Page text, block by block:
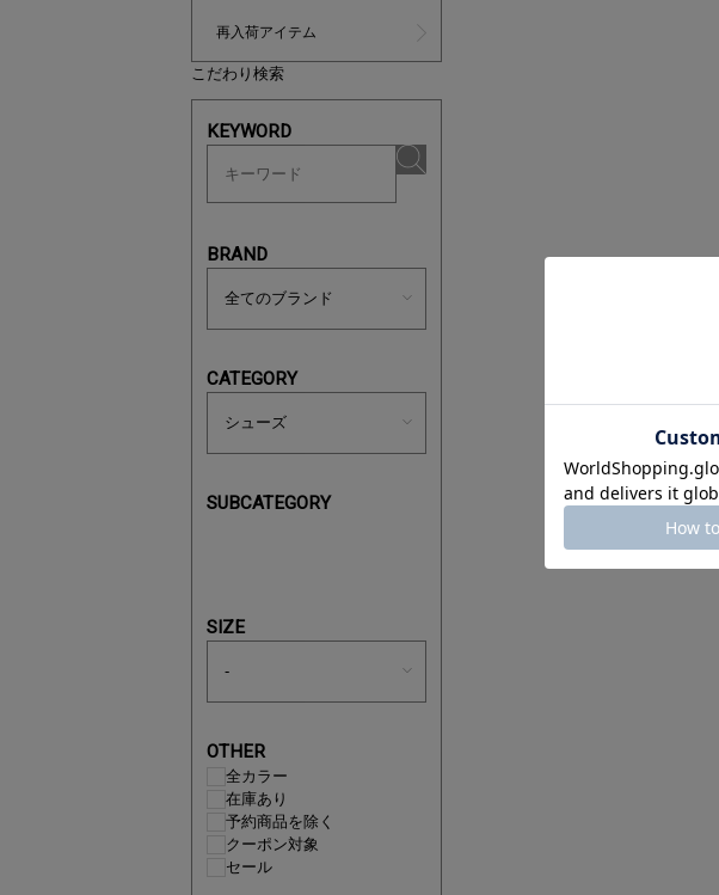
再入荷アイテム
こだわり検索
KEYWORD
BRAND
CATEGORY
SUBCATEGORY
SIZE
OTHER
全カラー
在庫あり
予約商品を除く
クーポン対象
セール
買えば買うほどお得! 最大半額クーポン